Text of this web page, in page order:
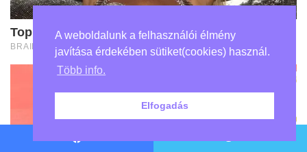
A weboldalunk a felhasználói élmény
javítása érdekében sütiket(cookies) használ.
Több info.
Elfogadás